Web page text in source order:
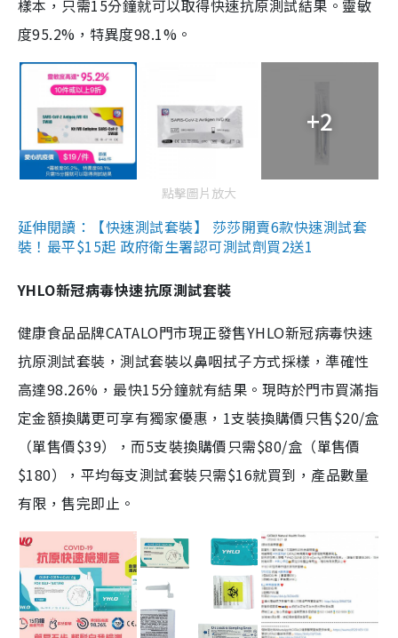
樣本，只需15分鐘就可以取得快速抗原測試結果。靈敏
度95.2%，特異度98.1%。
+2
點擊圖片放大
延伸閱讀：【快速測試套裝】 莎莎開賣6款快速測試套
裝！最平$15起 政府衛生署認可測試劑買2送1
YHLO新冠病毒快速抗原測試套裝
健康食品品牌CATALO門市現正發售YHLO新冠病毒快速
抗原測試套裝，測試套裝以鼻咽拭子方式採樣，準確性
高達98.26%，最快15分鐘就有結果。現時於門市買滿指
定金額換購更可享有獨家優惠，1支裝換購價只售$20/盒
（單售價$39），而5支裝換購價只需$80/盒（單售價
$180），平均每支測試套裝只需$16就買到，產品數量
有限，售完即止。